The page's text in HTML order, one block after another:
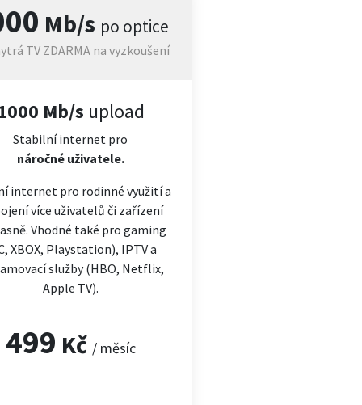
Mb/s po optice
TV ZDARMA na vyzkoušení
Mb/s upload
Stabilní internet pro
náročnéuživatele.
internet pro rodinné využití a
více uživatelů či zařízení
Vhodné také pro gaming
XBOX, Playstation), IPTV a
služby (HBO, Netflix,
Apple TV).
499 Kč / měsíc